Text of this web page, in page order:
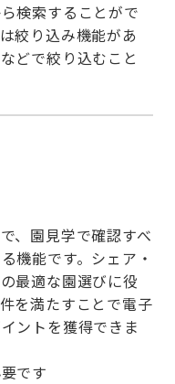
検索することがで
絞り込み機能があ
どで絞り込むこと
、園見学で確認すべ
機能です。シェア・
最適な園選びに役
を満たすことで電子
ントを獲得できま
です